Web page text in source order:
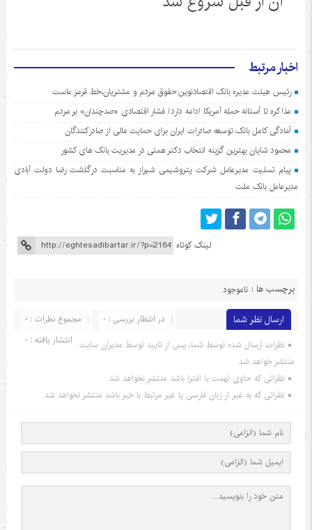
اخبار مرتبط
رئیس هیئت مدیره بانک اقتصادنوین:حقوق مردم و مشتریان،خط قرمز ماست
مذاکره تا آستانه حمله آمریکا ادامه دارد/ فشار اقتصادی «صدچندان» بر مردم
آمادگی کامل بانک توسعه صادرات ایران برای حمایت مالی از صادرکنندگان
محمود شایان بهترین گزینه انتخاب دکتر همتی در مدیریت بانک های کشور
پیام تسلیت مدیرعامل شرکت پتروشیمی شیراز به مناسبت درگذشت رضا دولت آبادی
مدیرعامل بانک ملت
لینک کوتاه
برچسب ها : ناموجود
ارسال نظر شما مجموع نظرات : 0
در انتظار بررسی : 0
انتشار یافته : 0 نظرات ارسال شده توسط شما، پس از تایید توسط مدیران سایت
منتشر خواهد شد.
نظراتی که حاوی تهمت یا افترا باشد منتشر نخواهد شد.
نظراتی که به غیر از زبان فارسی یا غیر مرتبط با خبر باشد منتشر نخواهد شد.